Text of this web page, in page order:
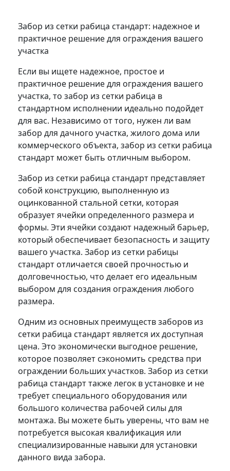
Забор из сетки рабица стандарт: надежное и
практичное решение для ограждения вашего
участка
Если вы ищете надежное, простое и
практичное решение для ограждения вашего
участка, то забор из сетки рабица в
стандартном исполнении идеально подойдет
для вас. Независимо от того, нужен ли вам
забор для дачного участка, жилого дома или
коммерческого объекта, забор из сетки рабица
стандарт может быть отличным выбором.
Забор из сетки рабица стандарт представляет
собой конструкцию, выполненную из
оцинкованной стальной сетки, которая
образует ячейки определенного размера и
формы. Эти ячейки создают надежный барьер,
который обеспечивает безопасность и защиту
вашего участка. Забор из сетки рабицы
стандарт отличается своей прочностью и
долговечностью, что делает его идеальным
выбором для создания ограждения любого
размера.
Одним из основных преимуществ заборов из
сетки рабица стандарт является их доступная
цена. Это экономически выгодное решение,
которое позволяет сэкономить средства при
ограждении больших участков. Забор из сетки
рабица стандарт также легок в установке и не
требует специального оборудования или
большого количества рабочей силы для
монтажа. Вы можете быть уверены, что вам не
потребуется высокая квалификация или
специализированные навыки для установки
данного вида забора.